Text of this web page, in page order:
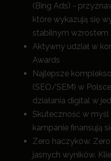
(Bing Ads) -
które wykazują się
stabilnym wzrostem
Aktywny udział w
Awards
Najlepsze
(SEO/SEM) w
działania digital w
Skuteczność w
kampanie finansują
Zero haczyków.
jasnych wyników.